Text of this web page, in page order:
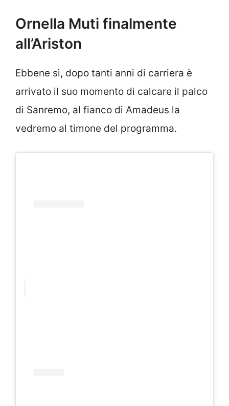
Ornella Muti finalmente
all’Ariston
Ebbene sì, dopo tanti anni di carriera è
arrivato il suo momento di calcare il palco
di Sanremo, al fianco di Amadeus la
vedremo al timone del programma.